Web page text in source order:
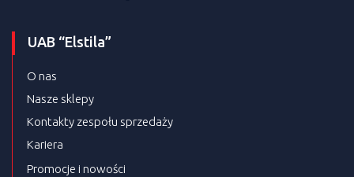
UAB “Elstila”
O nas
Nasze sklepy
Kontakty zespołu sprzedaży
Kariera
Promocje i nowości